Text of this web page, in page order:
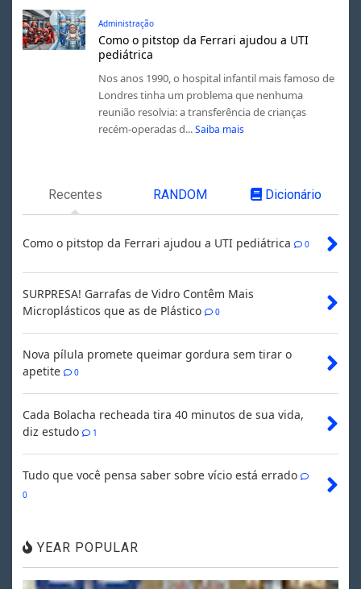
Administração
Como o pitstop da Ferrari ajudou a UTI
pediátrica
Nos anos 1990, o hospital infantil mais famoso de
Londres tinha um problema que nenhuma
reunião resolvia: a transferência de crianças
recém-operadas d... Saiba mais
Recentes RANDOM Dicionário
Como o pitstop da Ferrari ajudou a UTI pediátrica 0
SURPRESA! Garrafas de Vidro Contêm Mais
Microplásticos que as de Plástico
0
Nova pílula promete queimar gordura sem tirar o
apetite
0
Cada Bolacha recheada tira 40 minutos de sua vida,
diz estudo
1
Tudo que você pensa saber sobre vício está errado
0
YEAR POPULAR